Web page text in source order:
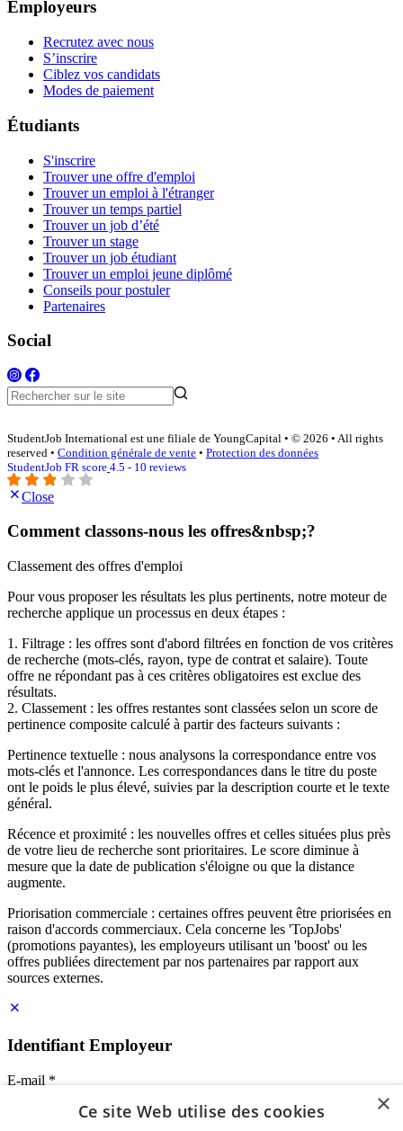
Employeurs
Recrutez avec nous
S’inscrire
Ciblez vos candidats
Modes de paiement
Étudiants
S'inscrire
Trouver une offre d'emploi
Trouver un emploi à l'étranger
Trouver un temps partiel
Trouver un job d’été
Trouver un stage
Trouver un job étudiant
Trouver un emploi jeune diplômé
Conseils pour postuler
Partenaires
Social
StudentJob International est une filiale de YoungCapital • © 2026 • All rights
reserved • Condition générale de vente • Protection des données
StudentJob FR score 4.5 - 10 reviews
Close
Comment classons-nous les offres&nbsp;?
Classement des offres d'emploi
Pour vous proposer les résultats les plus pertinents, notre moteur de
recherche applique un processus en deux étapes :
1. Filtrage : les offres sont d'abord filtrées en fonction de vos critères
de recherche (mots-clés, rayon, type de contrat et salaire). Toute
offre ne répondant pas à ces critères obligatoires est exclue des
résultats.
2. Classement : les offres restantes sont classées selon un score de
pertinence composite calculé à partir des facteurs suivants :
Pertinence textuelle : nous analysons la correspondance entre vos
mots-clés et l'annonce. Les correspondances dans le titre du poste
ont le poids le plus élevé, suivies par la description courte et le texte
général.
Récence et proximité : les nouvelles offres et celles situées plus près
de votre lieu de recherche sont prioritaires. Le score diminue à
mesure que la date de publication s'éloigne ou que la distance
augmente.
Priorisation commerciale : certaines offres peuvent être priorisées en
raison d'accords commerciaux. Cela concerne les 'TopJobs'
(promotions payantes), les employeurs utilisant un 'boost' ou les
offres publiées directement par nos partenaires par rapport aux
sources externes.
Identifiant Employeur
E-mail *
Mot de passe ×
Ce site Web utilise des cookies